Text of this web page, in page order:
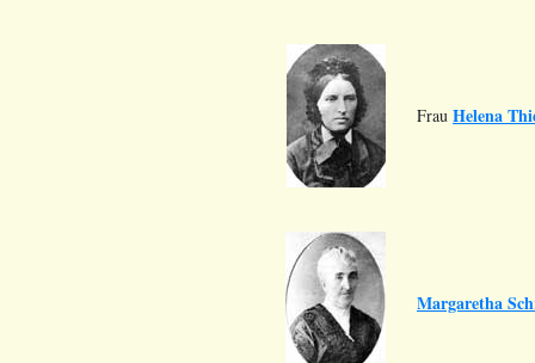
Frau Helena
Margaretha